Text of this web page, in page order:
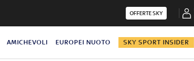
OFFERTE SKY
AMICHEVOLI EUROPEI NUOTO SKY SPORT INSIDER